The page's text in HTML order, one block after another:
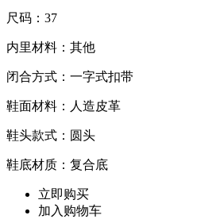
尺码：37
内里材料：其他
闭合方式：一字式扣带
鞋面材料：人造皮革
鞋头款式：圆头
鞋底材质：复合底
立即购买
加入购物车